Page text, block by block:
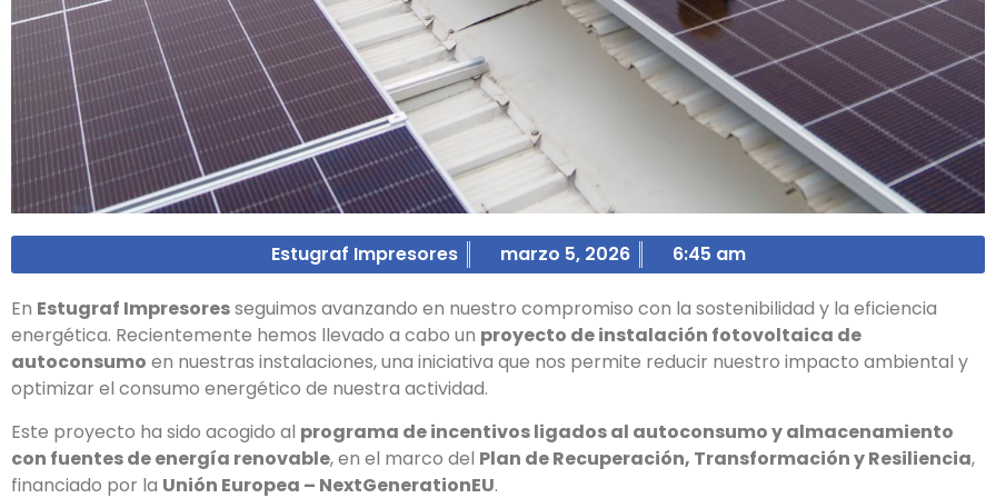
Estugraf Impresores marzo 5, 2026 6:45 am
En Estugraf Impresoresseguimos avanzando en nuestro compromiso con la sostenibilidad y la eficiencia
energética. Recientemente hemos llevado a cabo un proyecto de instalación fotovoltaica de
autoconsumo en nuestras instalaciones, una iniciativa que nos permite reducir nuestro impacto ambiental y
optimizar el consumo energético de nuestra actividad.
Este proyecto ha sido acogido al programa de incentivos ligados al autoconsumo y almacenamiento
con fuentes de energía renovable, en el marco del Plan de Recuperación, Transformación y Resiliencia,
financiado por la Unión Europea – NextGenerationEU.